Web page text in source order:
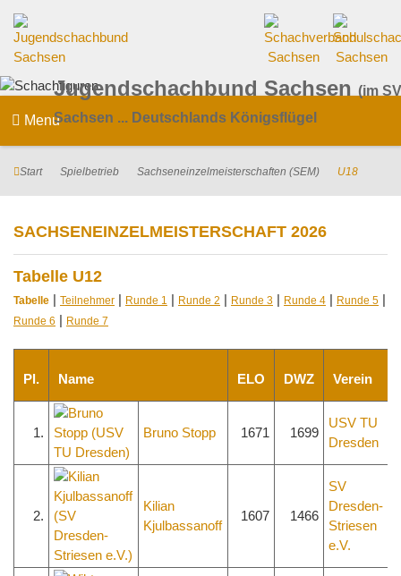
Jugendschachbund Sachsen (im
Sachsen ... Deutschlands Königsflügel
Menu
Start Spielbetrieb Sachseneinzelmeisterschaften (SEM) U18
SACHSENEINZELMEISTERSCHAFT 2026
Tabelle U12
Tabelle | Teilnehmer | Runde 1 | Runde 2 | Runde 3 | Runde 4 | Runde 5 |
Runde 6 | Runde 7
Pl. Name ELO DWZ Verein
1. Bruno Stopp 1671 1699
USV TU
Dresden
2.
Kilian
Kjulbassanoff
1607 1466
SV
Dresden-
Striesen
e.V.